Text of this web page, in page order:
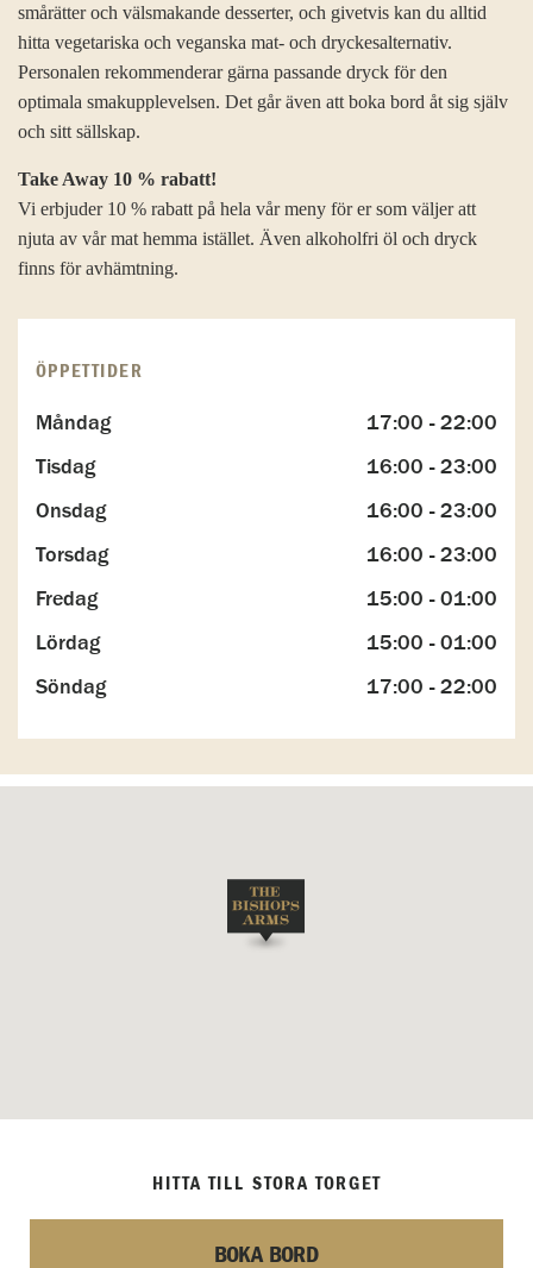
smårätter och välsmakande desserter, och givetvis kan du alltid
hitta vegetariska och veganska mat- och dryckesalternativ.
Personalen rekommenderar gärna passande dryck för den
optimala smakupplevelsen. Det går även att boka bord åt sig själv
och sitt sällskap.
Take Away 10 % rabatt!
Vi erbjuder 10 % rabatt på hela vår meny för er som väljer att
njuta av vår mat hemma istället. Även alkoholfri öl och dryck
finns för avhämtning.
ÖPPETTIDER
Måndag
17:00 - 22:00
Tisdag
16:00 - 23:00
Onsdag
16:00 - 23:00
Torsdag
16:00 - 23:00
Fredag
15:00 - 01:00
Lördag
15:00 - 01:00
Söndag
17:00 - 22:00
HITTA TILL STORA TORGET
BOKA BORD